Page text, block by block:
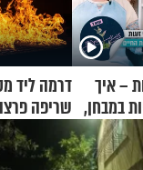
– איך
במבחן,
כהן
דרמה ליד
שריפה
מלא